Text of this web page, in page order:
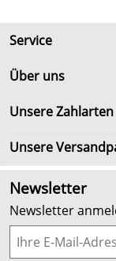
Service
Kontakt
Umtausch &
Über uns
Unsere Bestseller
Neu
Angebote
4,9/5*****
Planung
Unsere Zahlarten
Unsere
Newsletter
Newsletter